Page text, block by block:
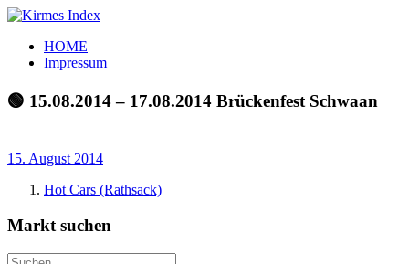
Zum
springen
Kirmes
Index
Tourpläne
der
letzten
HOME
Impressum
🟢 15.08.2014 – 17.08.2014 Brückenfest Schwaan
15. August 2014
Hot Cars (Rathsack)
Markt suchen
Suchen